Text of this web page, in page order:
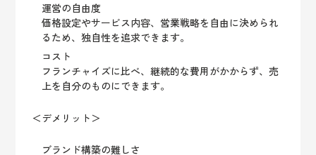
運営の自由度
価格設定やサービス内容、営業戦略を自由に決められ
るため、独自性を追求できます。
コスト
フランチャイズに比べ、継続的な費用がかからず、売
上を自分のものにできます。
＜デメリット＞
ブランド構築の難しさ